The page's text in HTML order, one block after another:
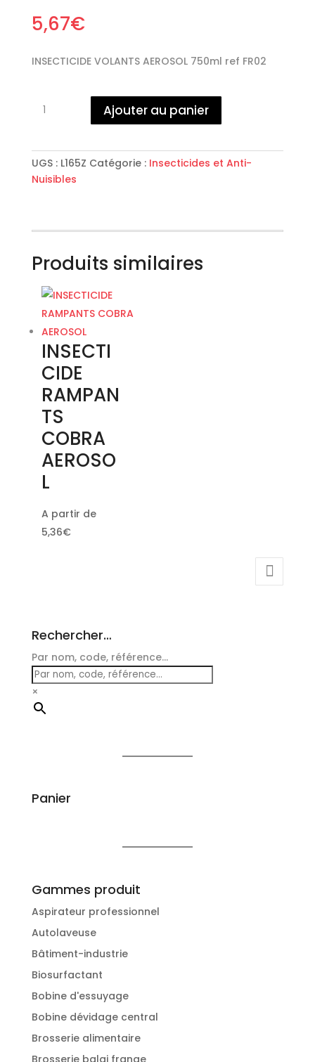
5,67€
INSECTICIDE VOLANTS AEROSOL 750ml ref FR02
de
AEROSOL
Ajouter au panier
UGS : L165Z Catégorie : Insecticides et Anti-
Nuisibles
Produits similaires
INSECTI
CIDE
RAMPAN
TS
COBRA
AEROSO
L
A partir de
5,36€
Rechercher…
Par nom, code, référence...
×
Panier
Gammes produit
Aspirateur professionnel
Autolaveuse
Bâtiment-industrie
Biosurfactant
Bobine d'essuyage
Bobine dévidage central
Brosserie alimentaire
Brosserie balai frange